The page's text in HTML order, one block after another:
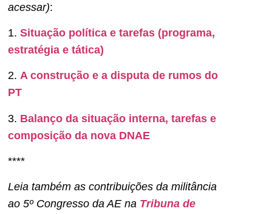
acessar):
1. Situação política e tarefas (programa,
estratégia e tática)
2. A construção e a disputa de rumos do
PT
3. Balanço da situação interna, tarefas e
composição da nova DNAE
****
Leia também as contribuições da militância
ao 5º Congresso da AE na Tribuna de